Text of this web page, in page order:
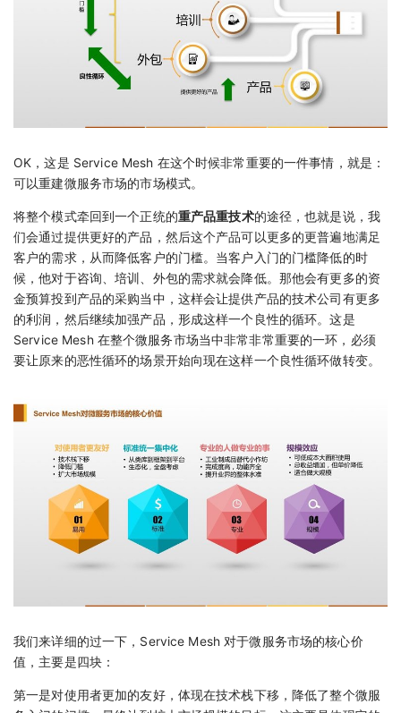
OK，这是 Service Mesh 在这个时候非常重要的一件事情，就是：
可以重建微服务市场的市场模式。
将整个模式牵回到一个正统的重产品重技术的途径，也就是说，我
们会通过提供更好的产品，然后这个产品可以更多的更普遍地满足
客户的需求，从而降低客户的门槛。当客户入门的门槛降低的时
候，他对于咨询、培训、外包的需求就会降低。那他会有更多的资
金预算投到产品的采购当中，这样会让提供产品的技术公司有更多
的利润，然后继续加强产品，形成这样一个良性的循环。这是
Service Mesh 在整个微服务市场当中非常非常重要的一环，必须
要让原来的恶性循环的场景开始向现在这样一个良性循环做转变。
我们来详细的过一下，Service Mesh 对于微服务市场的核心价
值，主要是四块：
第一是对使用者更加的友好，体现在技术栈下移，降低了整个微服